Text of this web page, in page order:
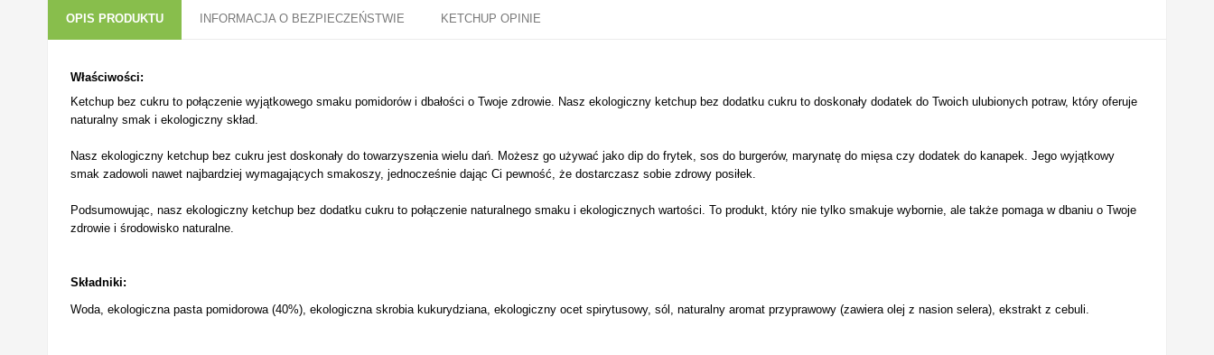
OPIS PRODUKTU INFORMACJA O BEZPIECZEŃSTWIE KETCHUP OPINIE
Właściwości:
Ketchup bez cukru to połączenie wyjątkowego smaku pomidorów i dbałości o Twoje zdrowie. Nasz ekologiczny ketchup bez dodatku cukru to doskonały dodatek do Twoich ulubionych potraw, który oferuje
naturalny smak i ekologiczny skład.
Nasz ekologiczny ketchup bez cukru jest doskonały do towarzyszenia wielu dań. Możesz go używać jako dip do frytek, sos do burgerów, marynatę do mięsa czy dodatek do kanapek. Jego wyjątkowy
smak zadowoli nawet najbardziej wymagających smakoszy, jednocześnie dając Ci pewność, że dostarczasz sobie zdrowy posiłek.
Podsumowując, nasz ekologiczny ketchup bez dodatku cukru to połączenie naturalnego smaku i ekologicznych wartości. To produkt, który nie tylko smakuje wybornie, ale także pomaga w dbaniu o Twoje
zdrowie i środowisko naturalne.
Składniki:
Woda, ekologiczna pasta pomidorowa (40%), ekologiczna skrobia kukurydziana, ekologiczny ocet spirytusowy, sól, naturalny aromat przyprawowy (zawiera olej z nasion selera), ekstrakt z cebuli.